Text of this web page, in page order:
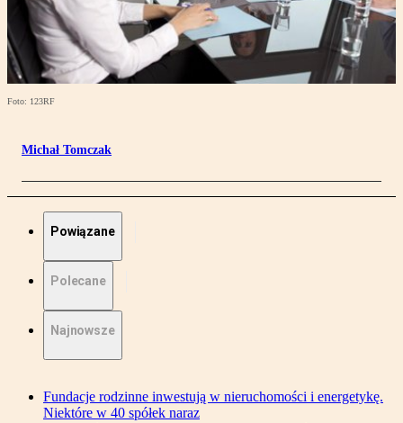
Foto: 123RF
Michał Tomczak
Powiązane
Polecane
Najnowsze
Fundacje rodzinne inwestują w nieruchomości i energetykę.
Niektóre w 40 spółek naraz